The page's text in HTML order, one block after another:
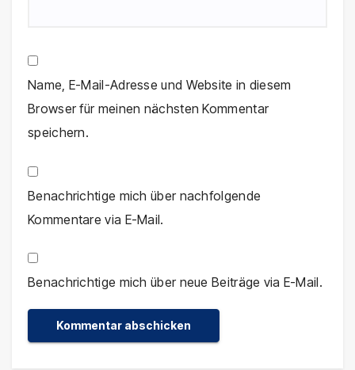
Name, E-Mail-Adresse und Website in diesem
Browser für meinen nächsten Kommentar
speichern.
Benachrichtige mich über nachfolgende
Kommentare via E-Mail.
Benachrichtige mich über neue Beiträge via E-Mail.